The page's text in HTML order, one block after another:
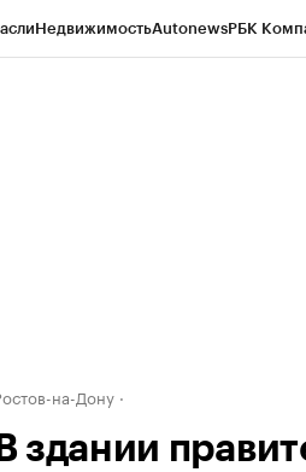
НедвижимостьAutonewsРБК
на-Дону
В здании